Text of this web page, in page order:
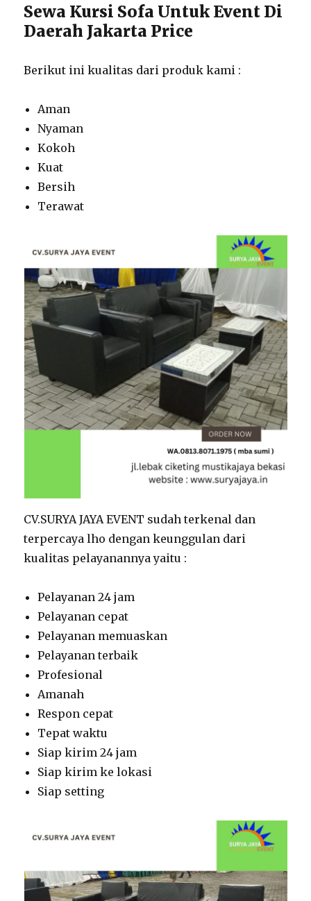
Sewa Kursi Sofa Untuk Event Di
Daerah Jakarta Price
Berikut ini kualitas dari produk kami :
Aman
Nyaman
Kokoh
Kuat
Bersih
Terawat
CV.SURYA JAYA EVENT sudah terkenal dan
terpercaya lho dengan keunggulan dari
kualitas pelayanannya yaitu :
Pelayanan 24 jam
Pelayanan cepat
Pelayanan memuaskan
Pelayanan terbaik
Profesional
Amanah
Respon cepat
Tepat waktu
Siap kirim 24 jam
Siap kirim ke lokasi
Siap setting